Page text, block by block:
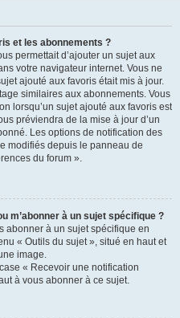
et les abonnements ?
permettait d’ajouter un sujet aux
votre navigateur internet. Vous ne
ajouté aux favoris était mis à jour.
similaires aux abonnements. Vous
lorsqu’un sujet ajouté aux favoris est
préviendra de la mise à jour d’un
Les options de notification des
modifiés depuis le panneau de
du forum ».
m’abonner à un sujet spécifique ?
abonner à un sujet spécifique en
« Outils du sujet », situé en haut et
image.
« Recevoir une notification
à vous abonner à ce sujet.